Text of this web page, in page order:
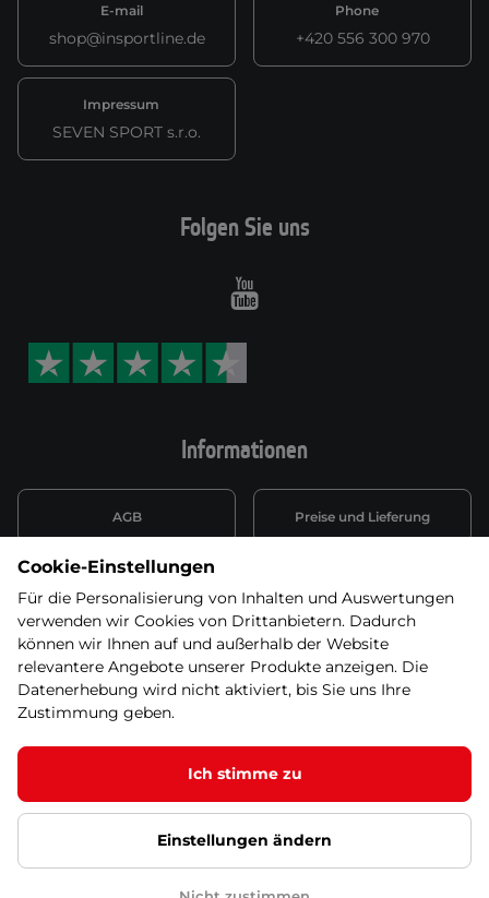
E-mail
shop@insportline.de
Phone
+420 556 300 970
Impressum
SEVEN SPORT s.r.o.
Informationen
AGB Preise und Lieferung
Datenschutzerklärung
DSGVO
Wiederufsbelehrung mit Link
Batterieentsorgung
Informationen zu Elektro-
und Elektonikgeräten
Folgen Sie uns
Youtube
© 2026 SEVEN SPORT s.r.o Alle Rechte vorbehalten1
Google Datenschutz Google PartnerseitenCookie-Einstellungen
Cookie-Einstellungen
Für die Personalisierung von Inhalten und Auswertungen
verwenden wir Cookies von Drittanbietern. Dadurch
können wir Ihnen auf und außerhalb der Website
relevantere Angebote unserer Produkte anzeigen. Die
Datenerhebung wird nicht aktiviert, bis Sie uns Ihre
Zustimmung geben.
Ich stimme zu
Einstellungen ändern